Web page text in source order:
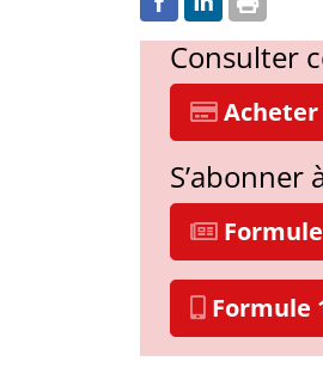
Consulter
Acheter
S’abonner
Formule